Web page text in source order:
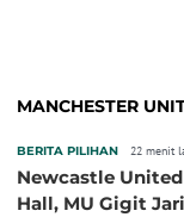
MANCHESTER
BERITA PILIHAN 22 menit
Newcastle
Hall, MU Gigit Jari